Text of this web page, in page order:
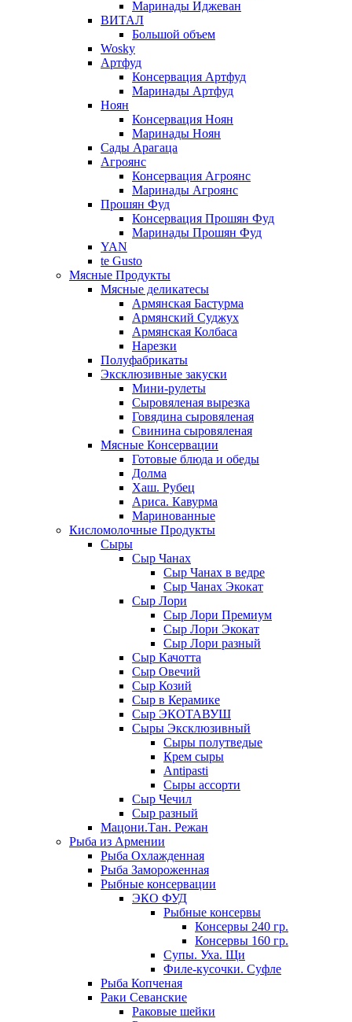
Маринады Иджеван
ВИТАЛ
Большой объем
Wosky
Артфуд
Консервация Артфуд
Маринады Артфуд
Ноян
Консервация Ноян
Маринады Ноян
Сады Арагаца
Агроянс
Консервация Агроянс
Маринады Агроянс
Прошян Фуд
Консервация Прошян Фуд
Маринады Прошян Фуд
YAN
te Gusto
Мясные Продукты
Мясные деликатесы
Армянская Бастурма
Армянский Суджух
Армянская Колбаса
Нарезки
Полуфабрикаты
Эксклюзивные закуски
Мини-рулеты
Сыровяленая вырезка
Говядина сыровяленая
Свинина сыровяленая
Мясные Консервации
Готовые блюда и обеды
Долма
Хаш. Рубец
Ариса. Кавурма
Маринованные
Кисломолочные Продукты
Сыры
Сыр Чанах
Сыр Чанах в ведре
Сыр Чанах Экокат
Сыр Лори
Сыр Лори Премиум
Сыр Лори Экокат
Сыр Лори разный
Сыр Качотта
Сыр Овечий
Сыр Козий
Сыр в Керамике
Сыр ЭКОТАВУШ
Сыры Эксклюзивный
Сыры полутведые
Крем сыры
Antipasti
Сыры ассорти
Сыр Чечил
Сыр разный
Мацони.Тан. Режан
Рыба из Армении
Рыба Охлажденная
Рыба Замороженная
Рыбные консервации
ЭКО ФУД
Рыбные консервы
Консервы 240 гр.
Консервы 160 гр.
Супы. Уха. Щи
Филе-кусочки. Суфле
Рыба Копченая
Раки Севанские
Раковые шейки